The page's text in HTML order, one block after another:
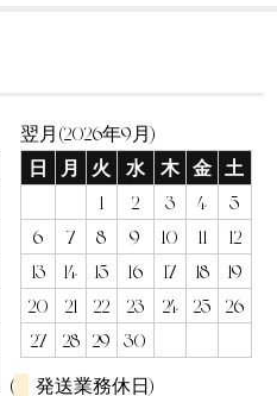
翌月(2026年9月)
日
月 火 水 木 金
土
1
2 3 4
5
6
7 8 9 10 11
12
13
14 15 16 17 18
19
20
21 22 23 24 25
26
27
28 29
30
(
発送業務休日)